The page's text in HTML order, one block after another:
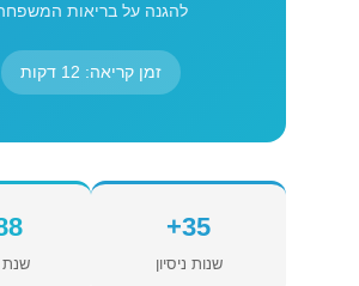
להגנה על בריאות
זמן קריאה: 12 דקות
35+
שנות ניסיון